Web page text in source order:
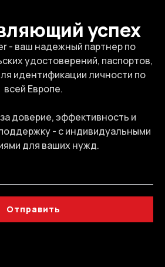
успех
- ваш надежный партнер по
удостоверений, паспортов,
идентификации личности по
всей Европе.
доверие, эффективность и
- с индивидуальными
для ваших нужд.
Отправить